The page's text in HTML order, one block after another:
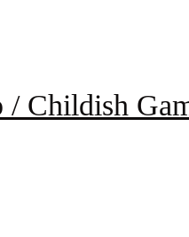
/ Childish